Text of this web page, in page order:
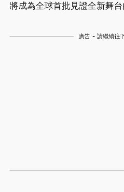
將成為全球首批見證全新舞台
廣告 - 請繼續往